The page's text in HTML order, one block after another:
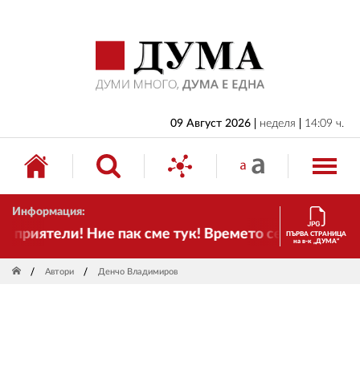
09 Август 2026 неделя 14:09 ч.
Информация:
Ние пак сме тук! Времето се променя и
ПЪРВА СТРАНИЦА
на в-к „ДУМА“
Автори Денчо Владимиров
БЪЛГАРИЯ
ИКОНОМИКА
ИЗБОРИ
СВЯТ